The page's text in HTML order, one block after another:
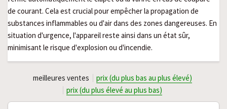
de courant. Cela est crucial pour empêcher la propagation de
substances inflammables ou d'air dans des zones dangereuses. En
situation d'urgence, l'appareil reste ainsi dans un état sûr,
minimisant le risque d'explosion ou d'incendie.
meilleures ventes
prix (du plus bas au plus élevé)
prix (du plus élevé au plus bas)